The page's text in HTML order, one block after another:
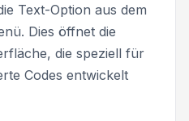
Text-Option aus dem
Dies öffnet die
die speziell für
Codes entwickelt